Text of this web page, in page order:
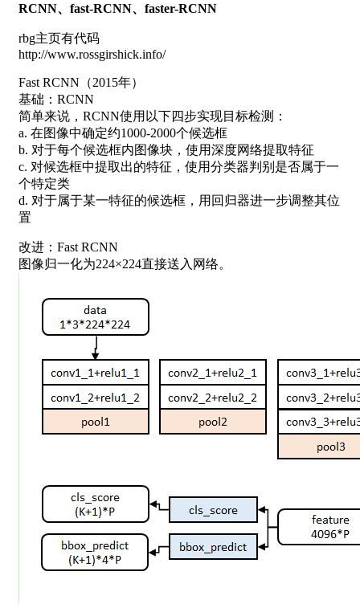
RCNN、fast-RCNN、faster-RCNN
rbg主页有代码
http://www.rossgirshick.info/
Fast RCNN（2015年）
基础：RCNN
简单来说，RCNN使用以下四步实现目标检测：
a. 在图像中确定约1000-2000个候选框
b. 对于每个候选框内图像块，使用深度网络提取特征
c. 对候选框中提取出的特征，使用分类器判别是否属于一
个特定类
d. 对于属于某一特征的候选框，用回归器进一步调整其位
置
改进：Fast RCNN
图像归一化为224×224直接送入网络。